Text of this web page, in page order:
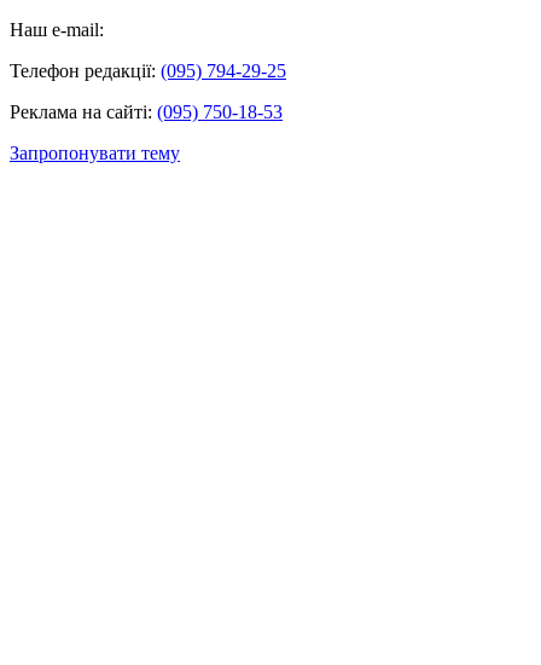
Наш e-mail:
Телефон редакції: (095) 794-29-25
Реклама на сайті: (095) 750-18-53
Запропонувати тему